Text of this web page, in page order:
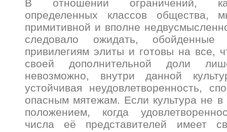
В отношении ограничений,
определенных классов общества,
примитивной и вполне
следовало ожидать, обойденные
привилегиям элиты и готовы на все,
своей дополнительной доли
невозможно, внутри данной
устойчивая неудовлетворенность,
опасным мятежам. Если культура не в
положением, когда
числа её представителей имеет